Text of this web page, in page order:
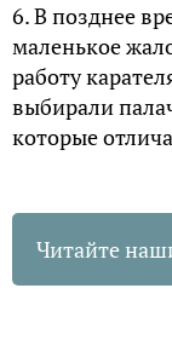
6. В позднее
маленькое
работу
выбирали
которые
Читайте